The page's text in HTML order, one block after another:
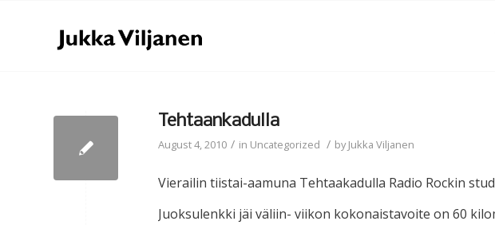
Tehtaankadulla
August 4, 2010 / in Uncategorized / byJukka Viljanen
Vierailin tiistai-aamuna Tehtaakadulla Radio Rockin
Juoksulenkki jäi väliin- viikon kokonaistavoite on 60